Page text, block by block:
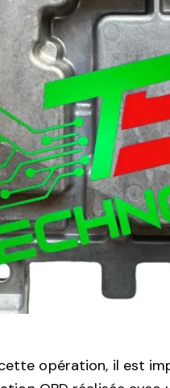
opération, il est